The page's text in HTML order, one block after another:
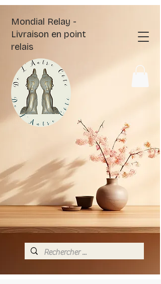
Mondial Relay -
Livraison en point
relais